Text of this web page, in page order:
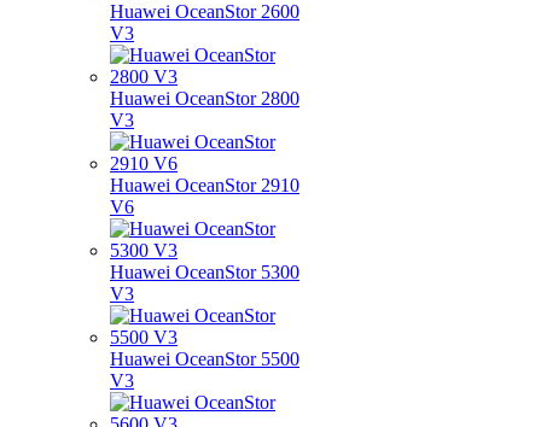
Huawei OceanStor 2600
V3
Huawei OceanStor 2800
V3
Huawei OceanStor 2910
V6
Huawei OceanStor 5300
V3
Huawei OceanStor 5500
V3